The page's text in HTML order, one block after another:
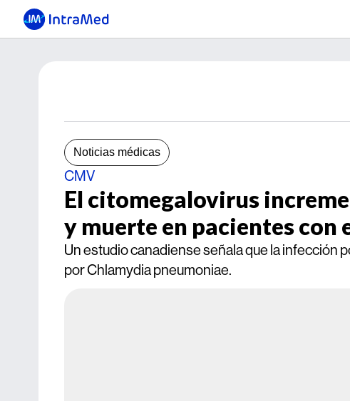
Noticias médicas
CMV
El citomegalovirus
y muerte en pacientes con
Un estudio canadiense señala que la infección
por Chlamydia pneumoniae.